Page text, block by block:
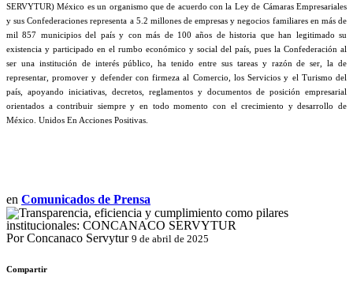
SERVYTUR) México es un organismo que de acuerdo con la Ley de Cámaras Empresariales
y sus Confederaciones representa a 5.2 millones de empresas y negocios familiares en más de
mil 857 municipios del país y con más de 100 años de historia que han legitimado su
existencia y participado en el rumbo económico y social del país, pues la Confederación al
ser una institución de interés público, ha tenido entre sus tareas y razón de ser, la de
representar, promover y defender con firmeza al Comercio, los Servicios y el Turismo del
país, apoyando iniciativas, decretos, reglamentos y documentos de posición empresarial
orientados a contribuir siempre y en todo momento con el crecimiento y desarrollo de
México. Unidos En Acciones Positivas.
en Comunicados de Prensa
Por Concanaco Servytur 9 de abril de 2025
Compartir